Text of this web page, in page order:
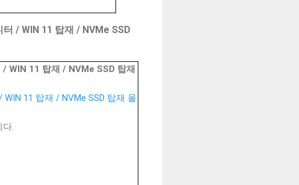
/ WIN 11 탑재 / NVMe SSD
WIN 11 탑재 / NVMe SSD 탑재
.